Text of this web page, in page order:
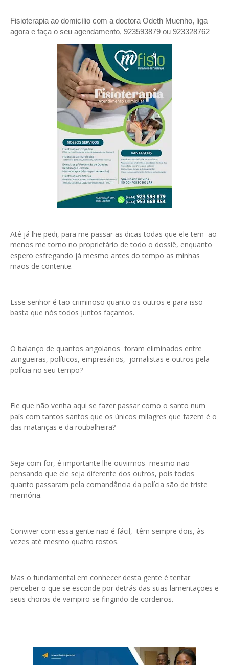
Fisioterapia ao domicílio com a doctora Odeth Muenho, liga
agora e faça o seu agendamento, 923593879 ou 923328762
Até já lhe pedi, para me passar as dicas todas que ele tem ao
menos me torno no proprietário de todo o dossiê, enquanto
espero esfregando já mesmo antes do tempo as minhas
mãos de contente.
Esse senhor é tão criminoso quanto os outros e para isso
basta que nós todos juntos façamos.
O balanço de quantos angolanos foram eliminados entre
zungueiras, políticos, empresários, jornalistas e outros pela
polícia no seu tempo?
Ele que não venha aqui se fazer passar como o santo num
país com tantos santos que os únicos milagres que fazem é o
das matanças e da roubalheira?
Seja com for, é importante lhe ouvirmos mesmo não
pensando que ele seja diferente dos outros, pois todos
quanto passaram pela comandância da polícia são de triste
memória.
Conviver com essa gente não é fácil, têm sempre dois, às
vezes até mesmo quatro rostos.
Mas o fundamental em conhecer desta gente é tentar
perceber o que se esconde por detrás das suas lamentações e
seus choros de vampiro se fingindo de cordeiros.